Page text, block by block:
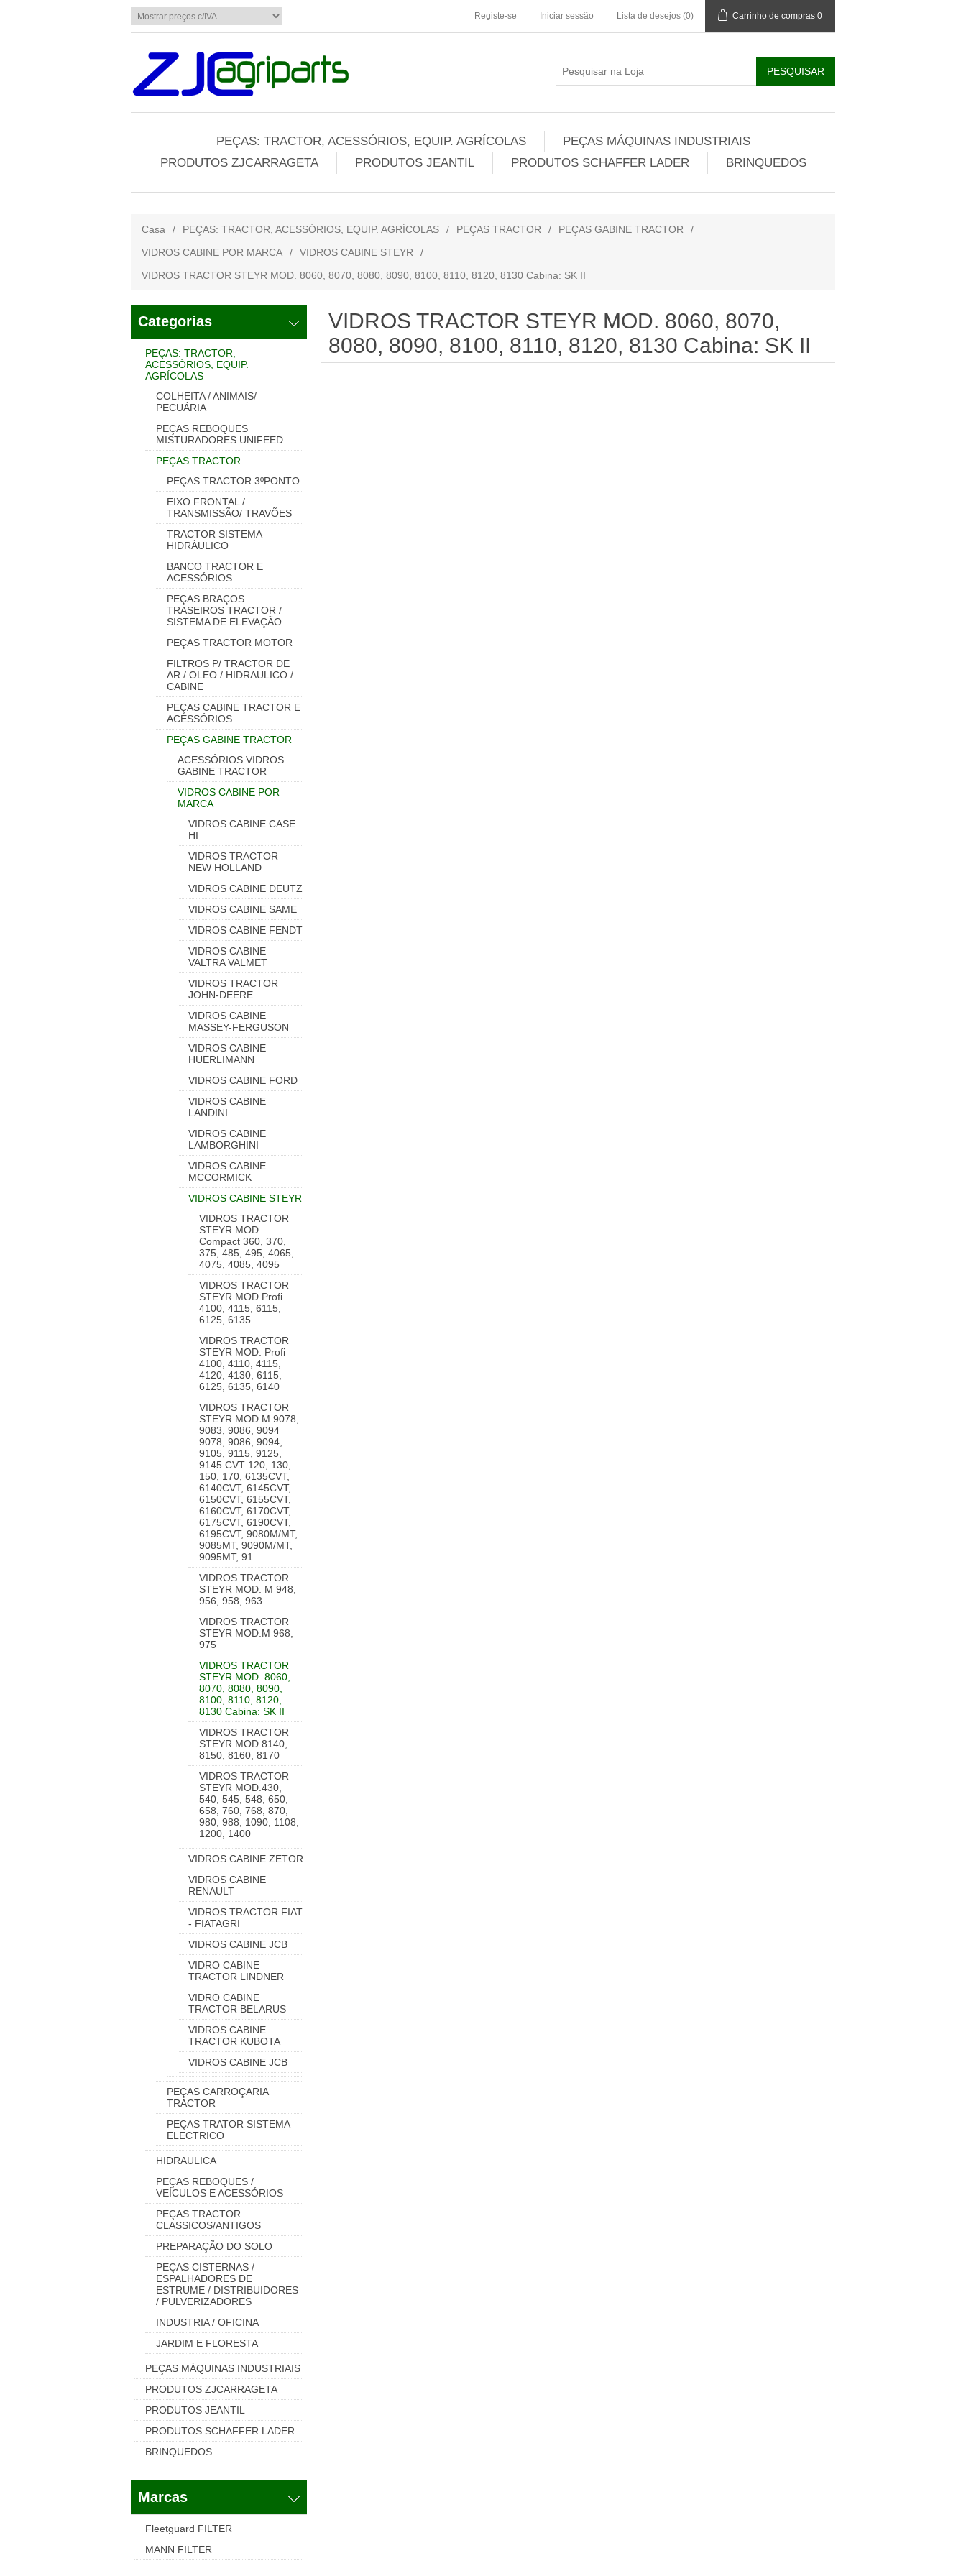
Registe-se Iniciar sessão Lista de desejos (0) Carrinho de compras 0
PEÇAS: TRACTOR, ACESSÓRIOS, EQUIP. AGRÍCOLAS
PEÇAS MÁQUINAS INDUSTRIAIS
PRODUTOS ZJCARRAGETA
PRODUTOS JEANTIL PRODUTOS SCHAFFER LADER BRINQUEDOS
Casa / PEÇAS: TRACTOR, ACESSÓRIOS, EQUIP. AGRÍCOLAS / PEÇAS TRACTOR / PEÇAS GABINE TRACTOR
/
VIDROS CABINE POR MARCA
/ VIDROS CABINE STEYR
/
VIDROS TRACTOR STEYR MOD. 8060, 8070, 8080, 8090, 8100, 8110, 8120, 8130 Cabina: SK II
Categorias
PEÇAS: TRACTOR,
ACESSÓRIOS, EQUIP.
AGRÍCOLAS
COLHEITA / ANIMAIS/
PECUÁRIA
PEÇAS REBOQUES
MISTURADORES UNIFEED
PEÇAS TRACTOR
PEÇAS TRACTOR 3ºPONTO
EIXO FRONTAL /
TRANSMISSÃO/ TRAVÕES
TRACTOR SISTEMA
HIDRÁULICO
BANCO TRACTOR E
ACESSÓRIOS
PEÇAS BRAÇOS
TRASEIROS TRACTOR /
SISTEMA DE ELEVAÇÃO
PEÇAS TRACTOR MOTOR
FILTROS P/ TRACTOR DE
AR / OLEO / HIDRAULICO /
CABINE
PEÇAS CABINE TRACTOR E
ACESSÓRIOS
PEÇAS GABINE TRACTOR
ACESSÓRIOS VIDROS
GABINE TRACTOR
VIDROS CABINE POR
MARCA
VIDROS CABINE CASE
HI
VIDROS TRACTOR
NEW HOLLAND
VIDROS CABINE DEUTZ
VIDROS CABINE SAME
VIDROS CABINE FENDT
VIDROS CABINE
VALTRA VALMET
VIDROS TRACTOR
JOHN-DEERE
VIDROS CABINE
MASSEY-FERGUSON
VIDROS CABINE
HUERLIMANN
VIDROS CABINE FORD
VIDROS CABINE
LANDINI
VIDROS CABINE
LAMBORGHINI
VIDROS CABINE
MCCORMICK
VIDROS CABINE STEYR
VIDROS TRACTOR
STEYR MOD.
Compact 360, 370,
375, 485, 495, 4065,
4075, 4085, 4095
VIDROS TRACTOR
STEYR MOD.Profi
4100, 4115, 6115,
6125, 6135
VIDROS TRACTOR
STEYR MOD. Profi
4100, 4110, 4115,
4120, 4130, 6115,
6125, 6135, 6140
VIDROS TRACTOR
STEYR MOD.M 9078,
9083, 9086, 9094
9078, 9086, 9094,
9105, 9115, 9125,
9145 CVT 120, 130,
150, 170, 6135CVT,
6140CVT, 6145CVT,
6150CVT, 6155CVT,
6160CVT, 6170CVT,
6175CVT, 6190CVT,
6195CVT, 9080M/MT,
9085MT, 9090M/MT,
9095MT, 91
VIDROS TRACTOR
STEYR MOD. M 948,
956, 958, 963
VIDROS TRACTOR
STEYR MOD.M 968,
975
VIDROS TRACTOR
STEYR MOD. 8060,
8070, 8080, 8090,
8100, 8110, 8120,
8130 Cabina: SK II
VIDROS TRACTOR
STEYR MOD.8140,
8150, 8160, 8170
VIDROS TRACTOR
STEYR MOD.430,
540, 545, 548, 650,
658, 760, 768, 870,
980, 988, 1090, 1108,
1200, 1400
VIDROS CABINE ZETOR
VIDROS CABINE
RENAULT
VIDROS TRACTOR FIAT
- FIATAGRI
VIDROS CABINE JCB
VIDRO CABINE
TRACTOR LINDNER
VIDRO CABINE
TRACTOR BELARUS
VIDROS CABINE
TRACTOR KUBOTA
VIDROS CABINE JCB
PEÇAS CARROÇARIA
TRACTOR
PEÇAS TRATOR SISTEMA
ELECTRICO
HIDRAULICA
PEÇAS REBOQUES /
VEÍCULOS E ACESSÓRIOS
PEÇAS TRACTOR
CLASSICOS/ANTIGOS
PREPARAÇÃO DO SOLO
PEÇAS CISTERNAS /
ESPALHADORES DE
ESTRUME / DISTRIBUIDORES
/ PULVERIZADORES
INDUSTRIA / OFICINA
JARDIM E FLORESTA
PEÇAS MÁQUINAS INDUSTRIAIS
PRODUTOS ZJCARRAGETA
PRODUTOS JEANTIL
PRODUTOS SCHAFFER LADER
BRINQUEDOS
Marcas
Fleetguard FILTER
MANN FILTER
VIDROS TRACTOR STEYR MOD. 8060, 8070,
8080, 8090, 8100, 8110, 8120, 8130 Cabina: SK II